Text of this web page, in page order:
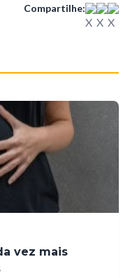
Compartilhe:
vez mais